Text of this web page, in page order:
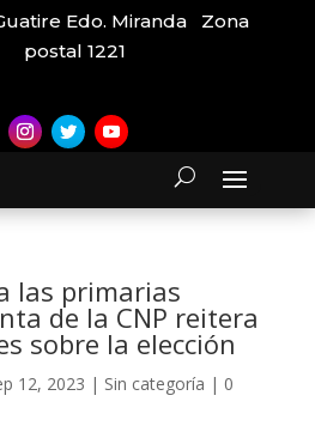
Edo. Miranda Zona
postal 1221
las primarias
de la CNP reitera
sobre la elección
12, 2023 | Sin categoría | 0